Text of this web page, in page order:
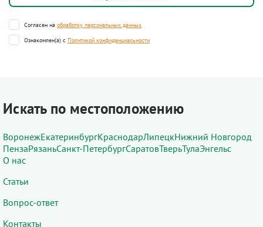
Согласен на обработку персональных данных
Ознакомлен(а) с Политикой конфиденциальности
Искать по местоположению
ВоронежЕкатеринбургКраснодарЛипецкНижний Новгород
ПензаРязаньСанкт-ПетербургСаратовТверьТулаЭнгельс
О нас
Статьи
Вопрос-ответ
Контакты